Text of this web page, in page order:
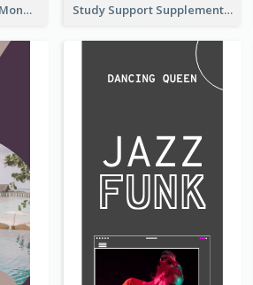
Shopping Mall Cyber Monday Sale Wide Skyscraper Banner Study Support Supplement Wide Skyscraper Banner Design